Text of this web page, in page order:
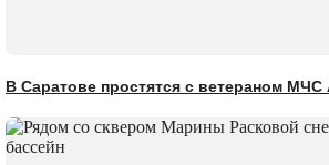
В Саратове простятся с ветераном